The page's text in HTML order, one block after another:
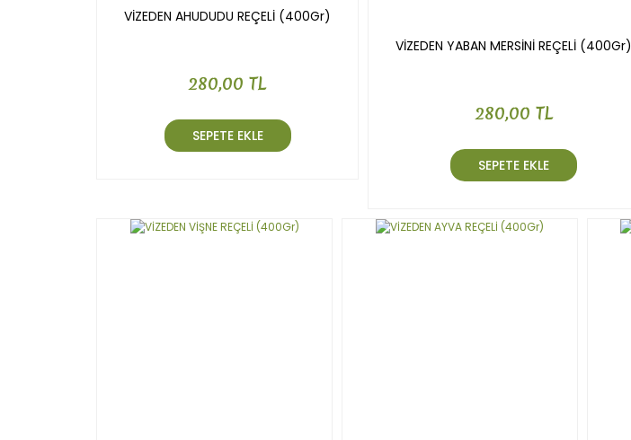
VİZEDEN AHUDUDU REÇELİ (400Gr)
280,00 TL
SEPETE EKLE
VİZEDEN YABAN MERSİNİ REÇELİ (400Gr)
280,00 TL
SEPETE EKLE